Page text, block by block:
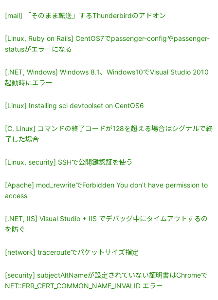
[mail] 「そのまま転送」するThunderbirdのアドオン
[Linux, Ruby on Rails] CentOS7でpassenger-configやpassenger-
statusがエラーになる
[.NET, Windows] Windows 8.1、Windows10でVisual Studio 2010
起動時にエラー
[Linux] Installing scl devtoolset on CentOS6
[C, Linux] コマンドの終了コードが128を超える場合はシグナルで終
了した場合
[Linux, security] SSHで公開鍵認証を使う
[Apache] mod_rewriteでForbidden You don't have permission to
access
[.NET, IIS] Visual Studio + IIS でデバッグ中にタイムアウトするの
を防ぐ
[network] tracerouteでパケットサイズ指定
[security] subjectAltNameが設定されていない証明書はChromeで
NET::ERR_CERT_COMMON_NAME_INVALID エラー